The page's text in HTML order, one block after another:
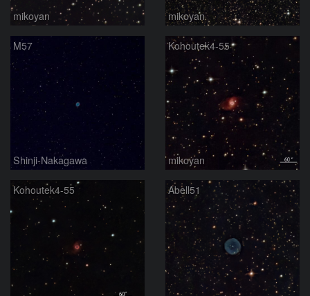
mikoyan mikoyan
M57
Shinji-Nakagawa
Kohoutek4-55
mikoyan
Kohoutek4-55 Abell51